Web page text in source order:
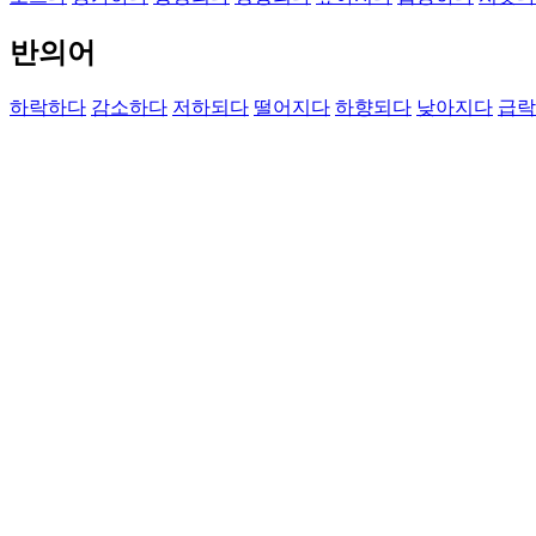
반의어
하락하다 감소하다 저하되다 떨어지다 하향되다 낮아지다 급